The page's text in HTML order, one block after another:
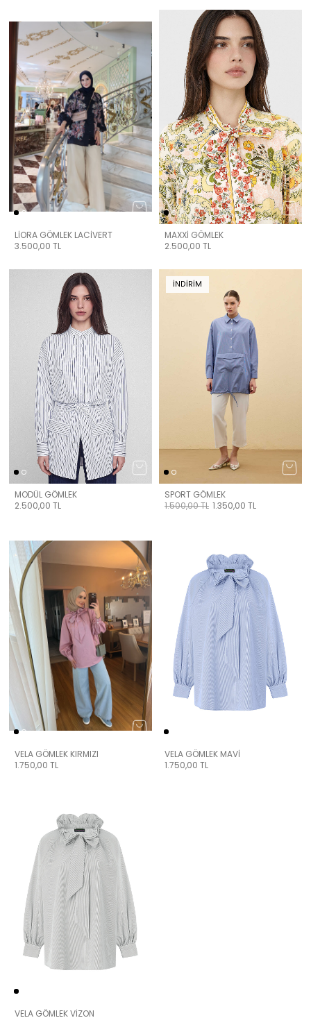
LİORA GÖMLEK LACİVERT
3.500,00 TL
MAXXİ GÖMLEK
2.500,00 TL
MODÜL GÖMLEK
2.500,00 TL
İNDIRIM
SPORT GÖMLEK
1.500,00TL 1.350,00 TL
VELA GÖMLEK KIRMIZI
1.750,00 TL
VELA GÖMLEK MAVİ
1.750,00 TL
VELA GÖMLEK VİZON